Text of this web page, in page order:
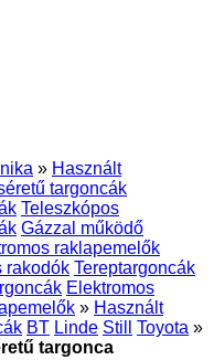
» Használt
targoncák
Teleszkópos
Gázzal működő
raklapemelők
rakodók Tereptargoncák
Elektromos
» Használt
BT Linde Still Toyota »
targonca